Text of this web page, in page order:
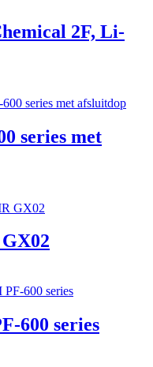
2F, Li-
series met
600 series